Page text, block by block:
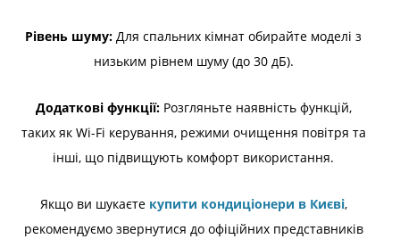
Рівень шуму: Для спальних кімнат обирайте моделі з
низьким рівнем шуму (до 30 дБ).
Додаткові функції:Розгляньте наявність функцій,
таких як Wi-Fi керування, режими очищення повітря та
інші, що підвищують комфорт використання.
Якщо ви шукаєте купити кондиціонери в Києві,
рекомендуємо звернутися до офіційних представників